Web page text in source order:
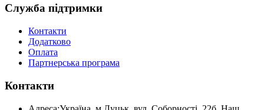
Служба підтримки
Контакти
Додатково
Оплата
Партнерська програма
Контакти